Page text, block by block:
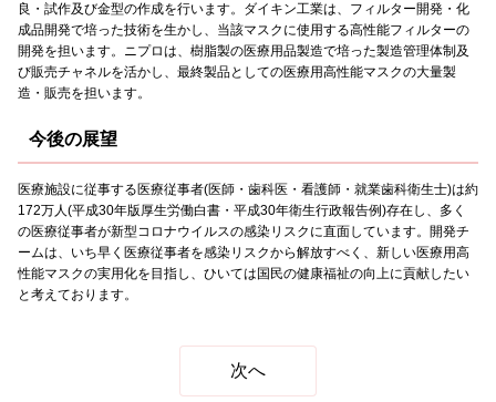
良・試作及び金型の作成を行います。ダイキン工業は、フィルター開発・化
成品開発で培った技術を生かし、当該マスクに使用する高性能フィルターの
開発を担います。ニプロは、樹脂製の医療用品製造で培った製造管理体制及
び販売チャネルを活かし、最終製品としての医療用高性能マスクの大量製
造・販売を担います。
今後の展望
医療施設に従事する医療従事者(医師・歯科医・看護師・就業歯科衛生士)は約
172万人(平成30年版厚生労働白書・平成30年衛生行政報告例)存在し、多く
の医療従事者が新型コロナウイルスの感染リスクに直面しています。開発チ
ームは、いち早く医療従事者を感染リスクから解放すべく、新しい医療用高
性能マスクの実用化を目指し、ひいては国民の健康福祉の向上に貢献したい
と考えております。
次へ